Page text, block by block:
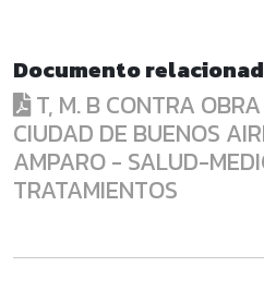
Documento
T, M. B CONTRA
CIUDAD DE BUENOS
AMPARO - SALUD-
TRATAMIENTOS